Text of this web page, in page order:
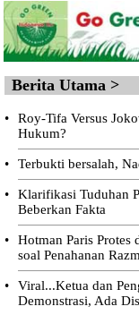
Berita Utama >
•
Roy-Tifa Versus
Hukum?
• Terbukti bersalah,
•
Klarifikasi Tuduhan
Beberkan Fakta
•
Hotman Paris
soal Penahanan
•
Viral...Ketua dan
Demonstrasi, Ada